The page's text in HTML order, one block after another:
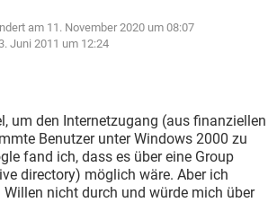
HARDWARE
INSTAGRAM
IOS
HARDWARE
INSTAGRAM
TIKTOK
HARDWARE
am 11. November 2020 um 08:07
Juni 2011 um 12:24
um den Internetzugang (aus finanziellen
Benutzer unter Windows 2000 zu
fand ich, dass es über eine Group
directory) möglich wäre. Aber ich
Willen nicht durch und würde mich über